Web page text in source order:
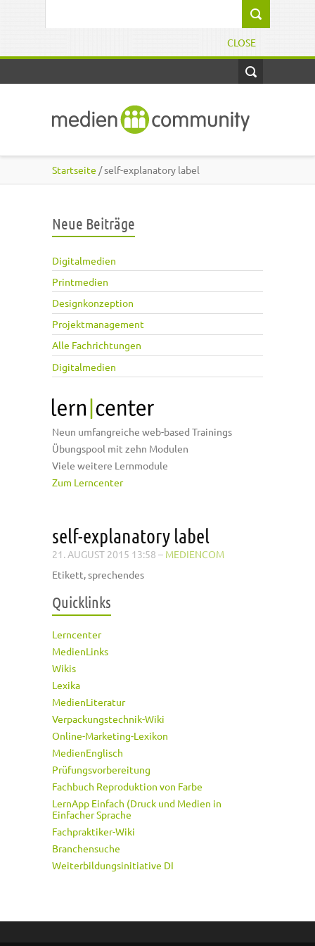
CLOSE
Startseite / self-explanatory label
Neue Beiträge
Digitalmedien
Printmedien
Designkonzeption
Projektmanagement
Alle Fachrichtungen
Digitalmedien
Neun umfangreiche web-based Trainings
Übungspool mit zehn Modulen
Viele weitere Lernmodule
Zum Lerncenter
self-explanatory label
21. AUGUST 2015 13:58 – MEDIENCOM
Etikett, sprechendes
Quicklinks
Lerncenter
MedienLinks
Wikis
Lexika
MedienLiteratur
Verpackungstechnik-Wiki
Online-Marketing-Lexikon
MedienEnglisch
Prüfungsvorbereitung
Fachbuch Reproduktion von Farbe
LernApp Einfach (Druck und Medien in
Einfacher Sprache
Fachpraktiker-Wiki
Branchensuche
Weiterbildungsinitiative DI